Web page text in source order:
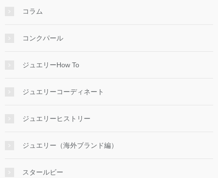
コラム
コンクパール
ジュエリーHow To
ジュエリーコーディネート
ジュエリーヒストリー
ジュエリー（海外ブランド編）
スタールビー